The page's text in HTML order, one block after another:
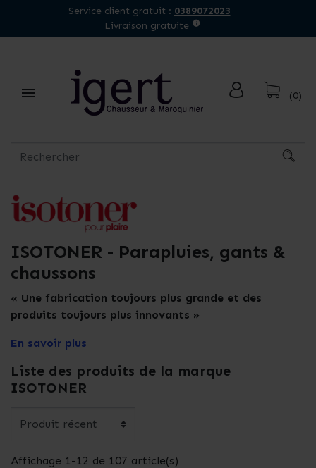
Service client gratuit : 0389072023
Livraison gratuite
 (0)
ISOTONER - Parapluies, gants &
chaussons
« Une fabrication toujours plus grande et des
produits toujours plus innovants »
En savoir plus
Liste des produits de la marque
ISOTONER
Affichage 1-12 de 107 article(s)